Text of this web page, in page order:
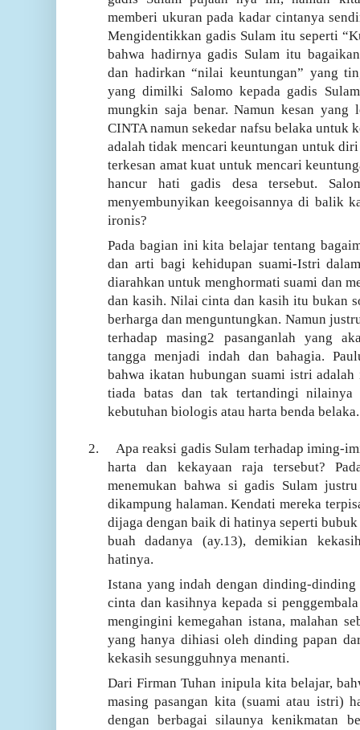
memberi ukuran pada kadar cintanya
Mengidentikkan gadis Sulam itu seperti
bahwa hadirnya gadis Sulam itu
dan hadirkan “nilai keuntungan” yang
yang dimilki Salomo kepada gadis
mungkin saja benar. Namun kesan
CINTA namun sekedar nafsu belaka untuk
adalah tidak mencari keuntungan untuk
terkesan amat kuat untuk mencari
hancur hati gadis desa tersebut.
menyembunyikan keegoisannya di balik
ironis?
Pada bagian ini kita belajar tentang
dan arti bagi kehidupan suami-Istri
diarahkan untuk menghormati suami dan
dan kasih. Nilai cinta dan kasih itu bukan
berharga dan menguntungkan. Namun
terhadap masing2 pasanganlah yang
tangga menjadi indah dan bahagia.
bahwa ikatan hubungan suami istri
tiada batas dan tak tertandingi nilainya
kebutuhan biologis atau harta benda belaka.
2.
Apa reaksi gadis Sulam terhadap iming-
harta dan kekayaan raja tersebut?
menemukan bahwa si gadis Sulam
dikampung halaman. Kendati mereka
dijaga dengan baik di hatinya seperti
buah dadanya (ay.13), demikian
hatinya.
Istana yang indah dengan dinding-
cinta dan kasihnya kepada si
mengingini kemegahan istana, malahan
yang hanya dihiasi oleh dinding papan
kekasih sesungguhnya menanti.
Dari Firman Tuhan inipula kita belajar,
masing pasangan kita (suami atau istri)
dengan berbagai silaunya kenikmatan